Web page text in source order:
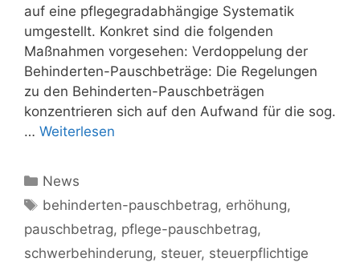
auf eine pflegegradabhängige Systematik
umgestellt. Konkret sind die folgenden
Maßnahmen vorgesehen: Verdoppelung der
Behinderten-Pauschbeträge: Die Regelungen
zu den Behinderten-Pauschbeträgen
konzentrieren sich auf den Aufwand für die sog.
… Weiterlesen
Kategorien
News
Schlagwörter
behinderten-pauschbetrag, erhöhung,
pauschbetrag, pflege-pauschbetrag,
schwerbehinderung, steuer, steuerpflichtige